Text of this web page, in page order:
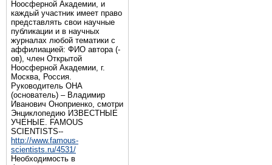
Ноосферной Академии, и
каждый участник имеет право
представлять свои научные
публикации и в научных
журналах любой тематики с
аффилиацией: ФИО автора (-
ов), член Открытой
Ноосферной Академии, г.
Москва, Россия.
Руководитель ОНА
(основатель) – Владимир
Иванович Оноприенко, смотри
Энциклопедию ИЗВЕСТНЫЕ
УЧЕНЫЕ. FAMOUS
SCIENTISTS--
http://www.famous-
scientists.ru/4531/
Необходимость в